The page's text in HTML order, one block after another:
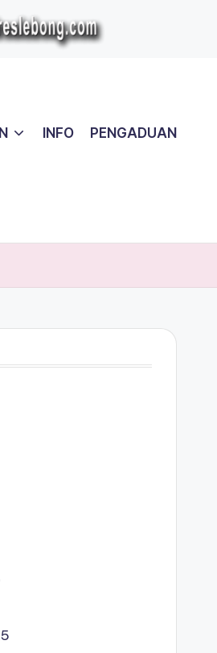
INFO PENGADUAN